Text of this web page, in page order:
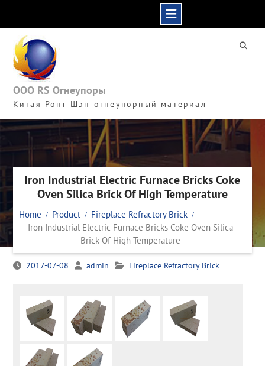
content
ООО RS Огнеупоры
Китая Ронг Шэн огнеупорный материал
Iron Industrial Electric Furnace Bricks Coke
Oven Silica Brick Of High Temperature
Home Product
Fireplace Refractory Brick
Iron Industrial Electric Furnace Bricks Coke Oven Silica
Brick Of High Temperature
2017-07-08 admin Fireplace Refractory Brick